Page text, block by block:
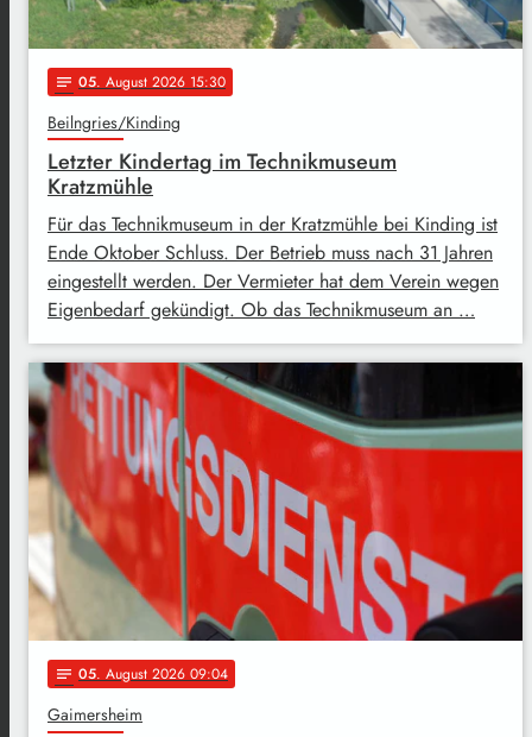
notes 05. August 2026 15:30
Beilngries/Kinding
Letzter Kindertag im Technikmuseum
Kratzmühle
Für das Technikmuseum in der Kratzmühle bei Kinding ist
Ende Oktober Schluss. Der Betrieb muss nach 31 Jahren
eingestellt werden. Der Vermieter hat dem Verein wegen
Eigenbedarf gekündigt. Ob das Technikmuseum an …
notes 05. August 2026 09:04
Gaimersheim